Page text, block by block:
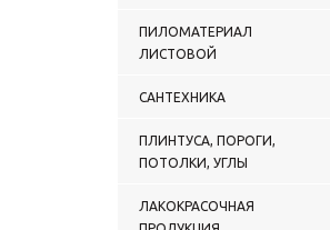
ПИЛОМАТЕРИАЛ
ЛИСТОВОЙ
САНТЕХНИКА
ПЛИНТУСА, ПОРОГИ,
ПОТОЛКИ, УГЛЫ
ЛАКОКРАСОЧНАЯ